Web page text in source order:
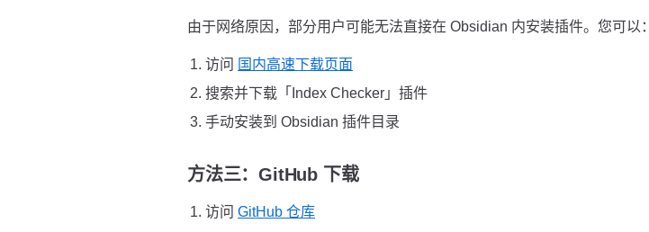
由于网络原因，部分用户可能无法直接在 Obsidian 内安装插件。您可以：
访问 国内高速下载页面
搜索并下载「Index Checker」插件
手动安装到 Obsidian 插件目录
方法三：GitHub 下载
访问 GitHub 仓库